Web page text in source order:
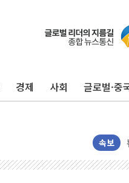
경제 사회 글로벌·중
속보